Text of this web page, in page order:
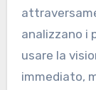
analizzano i
usare la
immediato,